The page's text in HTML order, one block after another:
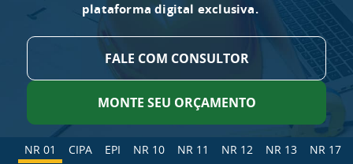
plataforma digital exclusiva.
FALE COM CONSULTOR
MONTE SEU ORÇAMENTO
NR 01 CIPA EPI NR 10 NR 11 NR 12 NR 13
NR 17